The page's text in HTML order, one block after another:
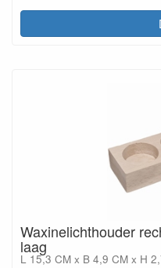
Waxinelichthouder
laag
L 15,3 CM x B 4,9 CM x H